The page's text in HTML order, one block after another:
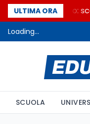
ULTIMA ORA
Consiglio di Stato:
Loading...
SCUOLA